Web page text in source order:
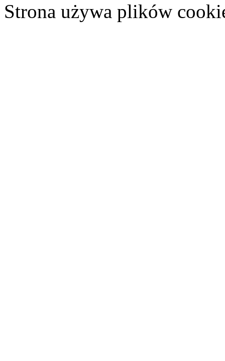
Strona używa plików